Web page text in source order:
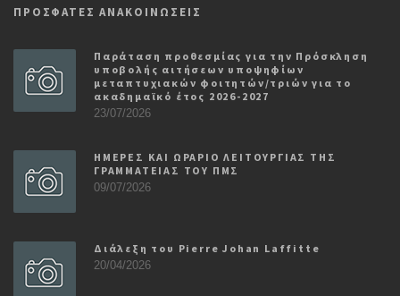
ΠΡΟΣΦΑΤΕΣ ΑΝΑΚΟΙΝΩΣΕΙΣ
Παράταση προθεσμίας για την Πρόσκληση
υποβολής αιτήσεων υποψηφίων
μεταπτυχιακών φοιτητών/τριών για το
ακαδημαϊκό έτος 2026-2027
23/07/2026
ΗΜΕΡΕΣ ΚΑΙ ΩΡΑΡΙΟ ΛΕΙΤΟΥΡΓΙΑΣ ΤΗΣ
ΓΡΑΜΜΑΤΕΙΑΣ ΤΟΥ ΠΜΣ
09/07/2026
Διάλεξη του Pierre Johan Laffitte
20/04/2026